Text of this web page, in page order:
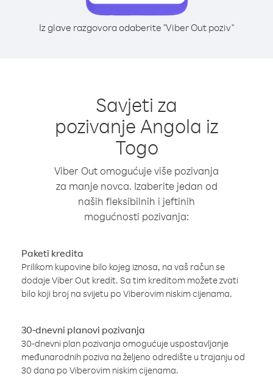
Iz glave razgovora odaberite "Viber Out poziv"
Savjeti za
pozivanje Angola iz
Togo
Viber Out omogućuje više pozivanja
za manje novca. Izaberite jedan od
naših fleksibilnih i jeftinih
mogućnosti pozivanja:
Paketi kredita
Prilikom kupovine bilo kojeg iznosa, na vaš račun se
dodaje Viber Out kredit. Sa tim kreditom možete zvati
bilo koji broj na svijetu po Viberovim niskim cijenama.
30-dnevni planovi pozivanja
30-dnevni plan pozivanja omogućuje uspostavljanje
međunarodnih poziva na željeno odredište u trajanju od
30 dana po Viberovim niskim cijenama.